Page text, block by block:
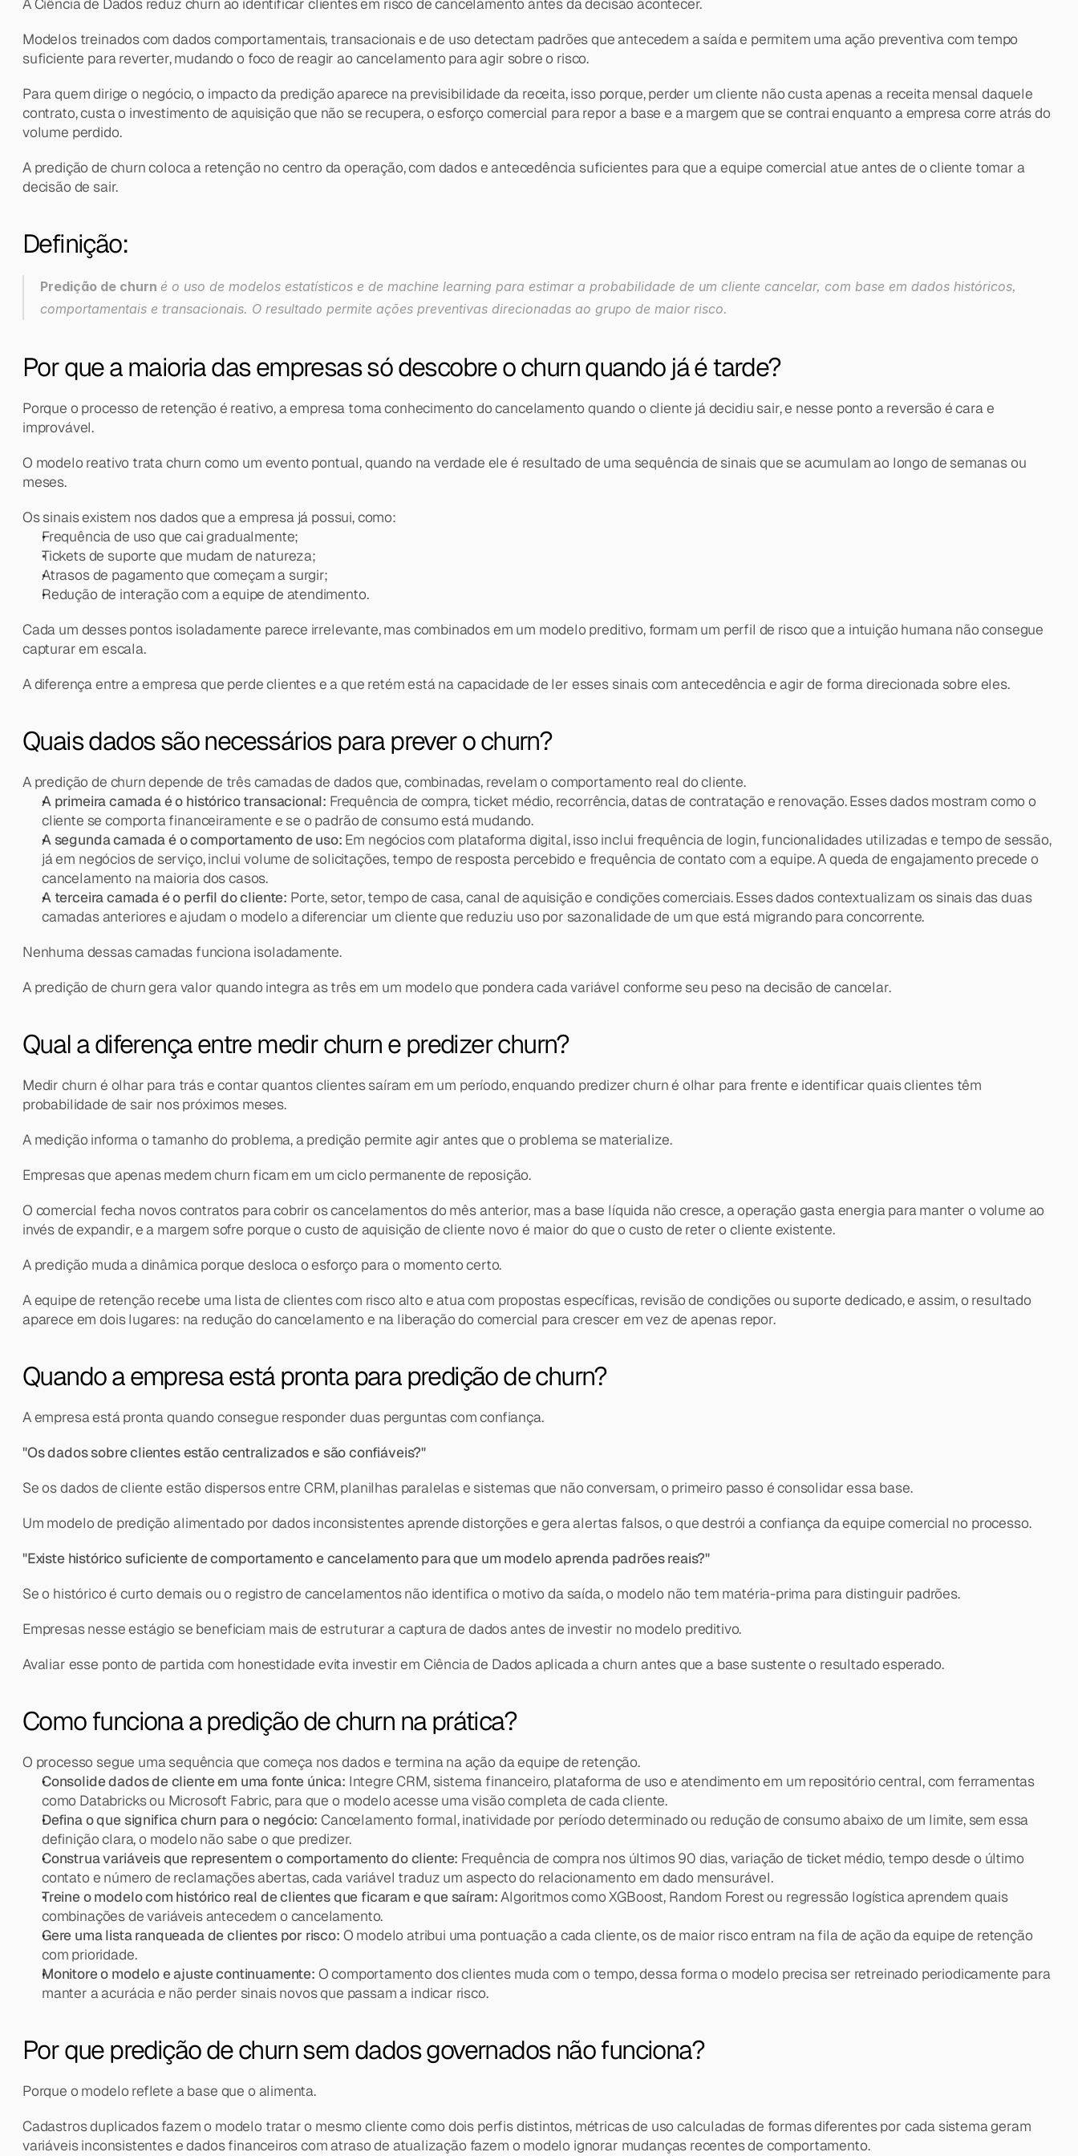
Modelos treinados com dados comportamentais, transacionais e de uso detectam padrões que antecedem a saída e permitem uma ação preventiva com tempo
suficiente para reverter, mudando o foco de reagir ao cancelamento para agir sobre o risco.
Para quem dirige o negócio, o impacto da predição aparece na previsibilidade da receita, isso porque, perder um cliente não custa apenas a receita mensal daquele
contrato, custa o investimento de aquisição que não se recupera, o esforço comercial para repor a base e a margem que se contrai enquanto a empresa corre atrás do
volume perdido.
A predição de churn coloca a retenção no centro da operação, com dados e antecedência suficientes para que a equipe comercial atue antes de o cliente tomar a
decisão de sair.
Definição:
Predição de churn é o uso de modelos estatísticos e de machine learning para estimar a probabilidade de um cliente cancelar, com base em dados históricos,
comportamentais e transacionais. O resultado permite ações preventivas direcionadas ao grupo de maior risco.
Por que a maioria das empresas só descobre o churn quando já é tarde?
Porque o processo de retenção é reativo, a empresa toma conhecimento do cancelamento quando o cliente já decidiu sair, e nesse ponto a reversão é cara e
improvável.
O modelo reativo trata churn como um evento pontual, quando na verdade ele é resultado de uma sequência de sinais que se acumulam ao longo de semanas ou
meses.
Os sinais existem nos dados que a empresa já possui, como:
Frequência de uso que cai gradualmente;
Tickets de suporte que mudam de natureza;
Atrasos de pagamento que começam a surgir;
Redução de interação com a equipe de atendimento.
Cada um desses pontos isoladamente parece irrelevante, mas combinados em um modelo preditivo, formam um perfil de risco que a intuição humana não consegue
capturar em escala.
A diferença entre a empresa que perde clientes e a que retém está na capacidade de ler esses sinais com antecedência e agir de forma direcionada sobre eles.
Quais dados são necessários para prever o churn?
A predição de churn depende de três camadas de dados que, combinadas, revelam o comportamento real do cliente.
A primeira camada é o histórico transacional: Frequência de compra, ticket médio, recorrência, datas de contratação e renovação. Esses dados mostram como o
cliente se comporta financeiramente e se o padrão de consumo está mudando.
A segunda camada é o comportamento de uso: Em negócios com plataforma digital, isso inclui frequência de login, funcionalidades utilizadas e tempo de sessão,
já em negócios de serviço, inclui volume de solicitações, tempo de resposta percebido e frequência de contato com a equipe. A queda de engajamento precede o
cancelamento na maioria dos casos.
A terceira camada é o perfil do cliente: Porte, setor, tempo de casa, canal de aquisição e condições comerciais. Esses dados contextualizam os sinais das duas
camadas anteriores e ajudam o modelo a diferenciar um cliente que reduziu uso por sazonalidade de um que está migrando para concorrente.
Nenhuma dessas camadas funciona isoladamente.
A predição de churn gera valor quando integra as três em um modelo que pondera cada variável conforme seu peso na decisão de cancelar.
Qual a diferença entre medir churn e predizer churn?
Medir churn é olhar para trás e contar quantos clientes saíram em um período, enquando predizer churn é olhar para frente e identificar quais clientes têm
probabilidade de sair nos próximos meses.
A medição informa o tamanho do problema, a predição permite agir antes que o problema se materialize.
Empresas que apenas medem churn ficam em um ciclo permanente de reposição.
O comercial fecha novos contratos para cobrir os cancelamentos do mês anterior, mas a base líquida não cresce, a operação gasta energia para manter o volume ao
invés de expandir, e a margem sofre porque o custo de aquisição de cliente novo é maior do que o custo de reter o cliente existente.
A predição muda a dinâmica porque desloca o esforço para o momento certo.
A equipe de retenção recebe uma lista de clientes com risco alto e atua com propostas específicas, revisão de condições ou suporte dedicado, e assim, o resultado
aparece em dois lugares: na redução do cancelamento e na liberação do comercial para crescer em vez de apenas repor.
Quando a empresa está pronta para predição de churn?
A empresa está pronta quando consegue responder duas perguntas com confiança.
"Os dados sobre clientes estão centralizados e são confiáveis?"
Se os dados de cliente estão dispersos entre CRM, planilhas paralelas e sistemas que não conversam, o primeiro passo é consolidar essa base.
Um modelo de predição alimentado por dados inconsistentes aprende distorções e gera alertas falsos, o que destrói a confiança da equipe comercial no processo.
"Existe histórico suficiente de comportamento e cancelamento para que um modelo aprenda padrões reais?"
Se o histórico é curto demais ou o registro de cancelamentos não identifica o motivo da saída, o modelo não tem matéria-prima para distinguir padrões.
Empresas nesse estágio se beneficiam mais de estruturar a captura de dados antes de investir no modelo preditivo.
Avaliar esse ponto de partida com honestidade evita investir em Ciência de Dados aplicada a churn antes que a base sustente o resultado esperado.
Como funciona a predição de churn na prática?
O processo segue uma sequência que começa nos dados e termina na ação da equipe de retenção.
Consolide dados de cliente em uma fonte única: Integre CRM, sistema financeiro, plataforma de uso e atendimento em um repositório central, com ferramentas
como Databricks ou Microsoft Fabric, para que o modelo acesse uma visão completa de cada cliente.
Defina o que significa churn para o negócio: Cancelamento formal, inatividade por período determinado ou redução de consumo abaixo de um limite, sem essa
definição clara, o modelo não sabe o que predizer.
Construa variáveis que representem o comportamento do cliente: Frequência de compra nos últimos 90 dias, variação de ticket médio, tempo desde o último
contato e número de reclamações abertas, cada variável traduz um aspecto do relacionamento em dado mensurável.
Treine o modelo com histórico real de clientes que ficaram e que saíram: Algoritmos como XGBoost, Random Forest ou regressão logística aprendem quais
combinações de variáveis antecedem o cancelamento.
Gere uma lista ranqueada de clientes por risco: O modelo atribui uma pontuação a cada cliente, os de maior risco entram na fila de ação da equipe de retenção
com prioridade.
Monitore o modelo e ajuste continuamente: O comportamento dos clientes muda com o tempo, dessa forma o modelo precisa ser retreinado periodicamente para
manter a acurácia e não perder sinais novos que passam a indicar risco.
Por que predição de churn sem dados governados não funciona?
Porque o modelo reflete a base que o alimenta.
Cadastros duplicados fazem o modelo tratar o mesmo cliente como dois perfis distintos, métricas de uso calculadas de formas diferentes por cada sistema geram
variáveis inconsistentes e dados financeiros com atraso de atualização fazem o modelo ignorar mudanças recentes de comportamento.